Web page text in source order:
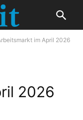
im April 2026
2026